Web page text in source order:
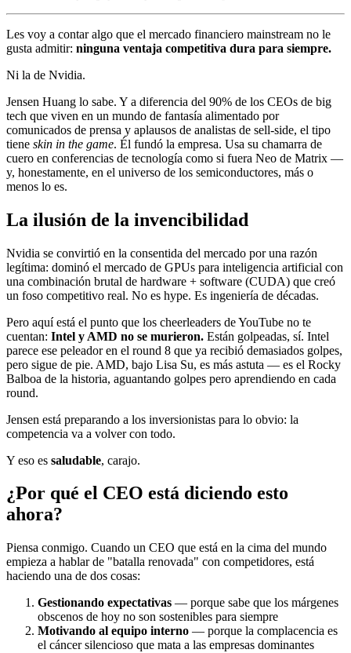
Les voy a contar algo que el mercado financiero mainstream no le
gusta admitir: ninguna ventaja competitiva dura para siempre.
Ni la de Nvidia.
Jensen Huang lo sabe. Y a diferencia del 90% de los CEOs de big
tech que viven en un mundo de fantasía alimentado por
comunicados de prensa y aplausos de analistas de sell-side, el tipo
tiene skin in the game. Él fundó la empresa. Usa su chamarra de
cuero en conferencias de tecnología como si fuera Neo de Matrix —
y, honestamente, en el universo de los semiconductores, más o
menos lo es.
La ilusión de la invencibilidad
Nvidia se convirtió en la consentida del mercado por una razón
legítima: dominó el mercado de GPUs para inteligencia artificial con
una combinación brutal de hardware + software (CUDA) que creó
un foso competitivo real. No es hype. Es ingeniería de décadas.
Pero aquí está el punto que los cheerleaders de YouTube no te
cuentan: Intel y AMD no se murieron. Están golpeadas, sí. Intel
parece ese peleador en el round 8 que ya recibió demasiados golpes,
pero sigue de pie. AMD, bajo Lisa Su, es más astuta — es el Rocky
Balboa de la historia, aguantando golpes pero aprendiendo en cada
round.
Jensen está preparando a los inversionistas para lo obvio: la
competencia va a volver con todo.
Y eso es saludable, carajo.
¿Por qué el CEO está diciendo esto
ahora?
Piensa conmigo. Cuando un CEO que está en la cima del mundo
empieza a hablar de "batalla renovada" con competidores, está
haciendo una de dos cosas:
Gestionando expectativas — porque sabe que los márgenes
obscenos de hoy no son sostenibles para siempre
Motivando al equipo interno — porque la complacencia es
el cáncer silencioso que mata a las empresas dominantes